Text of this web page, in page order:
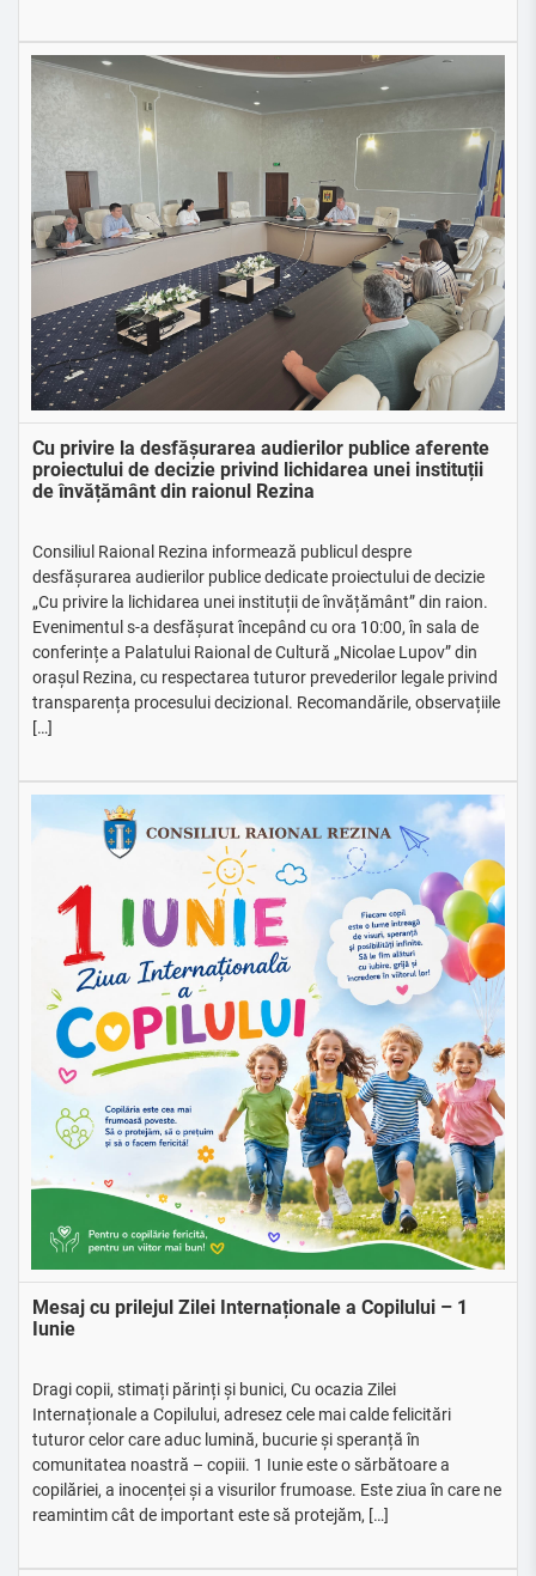
Cu privire la desfășurarea audierilor publice aferente
proiectului de decizie privind lichidarea unei instituții
de învățământ din raionul Rezina
Consiliul Raional Rezina informează publicul despre
desfășurarea audierilor publice dedicate proiectului de decizie
„Cu privire la lichidarea unei instituții de învățământ” din raion.
Evenimentul s-a desfășurat începând cu ora 10:00, în sala de
conferințe a Palatului Raional de Cultură „Nicolae Lupov” din
orașul Rezina, cu respectarea tuturor prevederilor legale privind
transparența procesului decizional. Recomandările, observațiile
[…]
Mesaj cu prilejul Zilei Internaționale a Copilului – 1
Iunie
Dragi copii, stimați părinți și bunici, Cu ocazia Zilei
Internaționale a Copilului, adresez cele mai calde felicitări
tuturor celor care aduc lumină, bucurie și speranță în
comunitatea noastră – copiii. 1 Iunie este o sărbătoare a
copilăriei, a inocenței și a visurilor frumoase. Este ziua în care ne
reamintim cât de important este să protejăm, […]